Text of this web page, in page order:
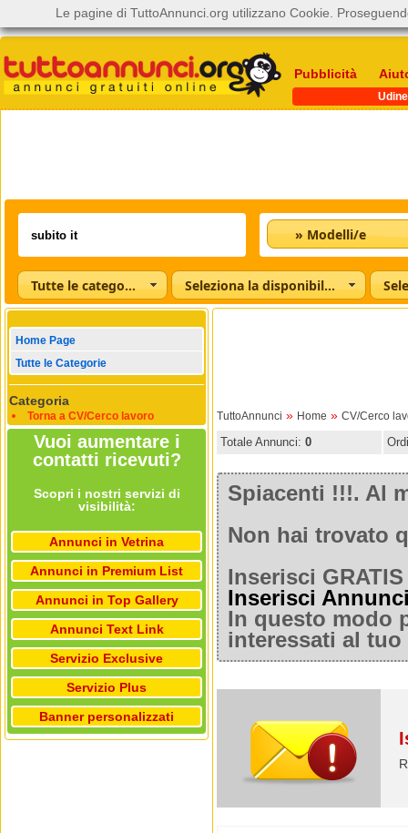
Pubblicità
Udine
» Modelli/e
Tutte le categorie Seleziona la disponibilità
Home Page
Tutte le Categorie
Categoria
Torna a CV/Cerco lavoro
Vuoi aumentare i
contatti ricevuti?
Scopri i nostri servizi di
visibilità:
Annunci in Vetrina
Annunci in Premium List
Annunci in Top Gallery
Annunci Text Link
Servizio Exclusive
Servizio Plus
Banner personalizzati
TuttoAnnunci » Home » CV/Cerco
Totale Annunci: 0
Spiacenti !!!. Al
Non hai trovato
Inserisci
Inserisci
In questo modo
interessati al
Le pagine di TuttoAnnunci.org utilizzano Cookie.